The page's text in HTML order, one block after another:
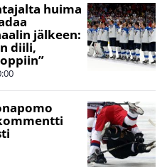
huima
jälkeen:
diili,